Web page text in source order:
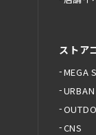
ストア
MEGA
CNS